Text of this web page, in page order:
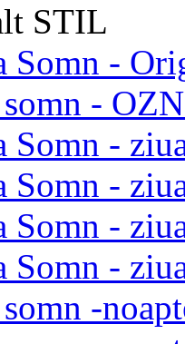
STIL
Somn -
somn -
Somn -
Somn -
Somn -
Somn -
-